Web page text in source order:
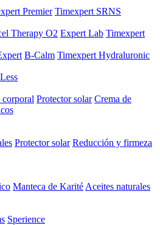
Premier Timexpert SRNS
Therapy O2 Expert Lab Timexpert
B-Calm Timexpert Hydraluronic
Protector solar Crema de
Protector solar Reducción y firmeza
Manteca de Karité Aceites naturales
Sperience